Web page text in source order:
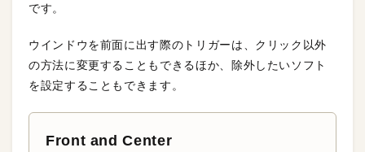
です。
ウインドウを前面に出す際のトリガーは、クリック以外
の方法に変更することもできるほか、除外したいソフト
を設定することもできます。
Front and Center